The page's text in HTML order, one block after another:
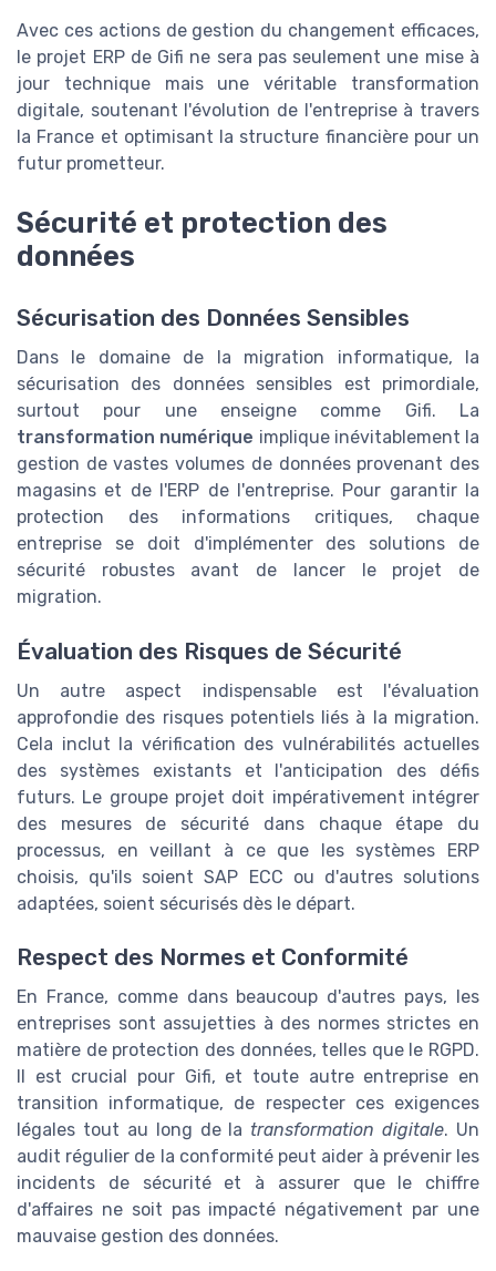
Avec ces actions de gestion du changement efficaces,
le projet ERP de Gifi ne sera pas seulement une mise à
jour technique mais une véritable transformation
digitale, soutenant l'évolution de l'entreprise à travers
la France et optimisant la structure financière pour un
futur prometteur.
Sécurité et protection des
données
Sécurisation des Données Sensibles
Dans le domaine de la migration informatique, la
sécurisation des données sensibles est primordiale,
surtout pour une enseigne comme Gifi. La
transformation numérique implique inévitablement la
gestion de vastes volumes de données provenant des
magasins et de l'ERP de l'entreprise. Pour garantir la
protection des informations critiques, chaque
entreprise se doit d'implémenter des solutions de
sécurité robustes avant de lancer le projet de
migration.
Évaluation des Risques de Sécurité
Un autre aspect indispensable est l'évaluation
approfondie des risques potentiels liés à la migration.
Cela inclut la vérification des vulnérabilités actuelles
des systèmes existants et l'anticipation des défis
futurs. Le groupe projet doit impérativement intégrer
des mesures de sécurité dans chaque étape du
processus, en veillant à ce que les systèmes ERP
choisis, qu'ils soient SAP ECC ou d'autres solutions
adaptées, soient sécurisés dès le départ.
Respect des Normes et Conformité
En France, comme dans beaucoup d'autres pays, les
entreprises sont assujetties à des normes strictes en
matière de protection des données, telles que le RGPD.
Il est crucial pour Gifi, et toute autre entreprise en
transition informatique, de respecter ces exigences
légales tout au long de la transformation digitale. Un
audit régulier de la conformité peut aider à prévenir les
incidents de sécurité et à assurer que le chiffre
d'affaires ne soit pas impacté négativement par une
mauvaise gestion des données.